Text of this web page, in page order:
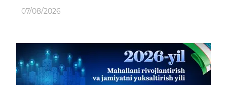
07/08/2026